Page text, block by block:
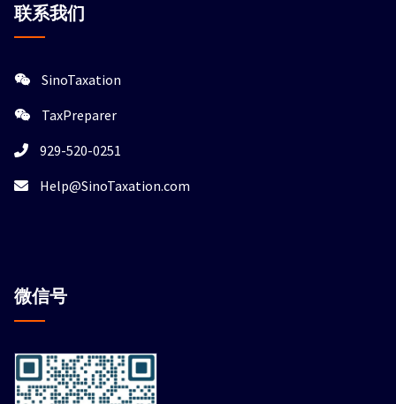
联系我们
SinoTaxation
TaxPreparer
929-520-0251
Help@SinoTaxation.com
微信号